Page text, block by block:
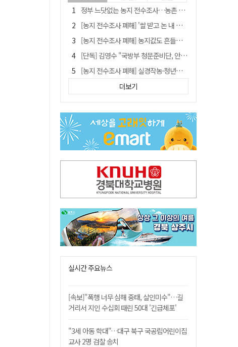
정부 느닷없는 농지 전수조사…농촌 들쑤시는 '경자유전'의 칼날
[농지 전수조사 폐해] '쌀 받고 논 내 준' 도지농 이제 어쩌나?
[농지 전수조사 폐해] 농지값도 흔들리나…"도지 막히면 헐값 매물 나올 수도"
[단독] 김영수 "국방부 청문준비단, 안규백 탈영 알고있었다"
[농지 전수조사 폐해] 실경작농·청년농 부담도 커진다
[기고] 대구 미래는 금호강·팔공산에 있다
타는 목마름 청도, 해 저문 저수지 둑에 군수가 서 있었다
"상법개정해도 주주가 '봉'"…하이닉스 솔리다임 상장설에 술렁[개미와글와글]
임시휴업 들어갔던 홈플러스 영주점, 7일 영업 재개…지하 1층만 운영
더보기
실시간 주요뉴스
[속보]"폭행 너무 심해 중태, 살인미수"…길
거리서 지인 수십회 때린 50대 '긴급체포'
"3세 아동 학대"…대구 북구 국공립어린이집
교사 2명 검찰 송치